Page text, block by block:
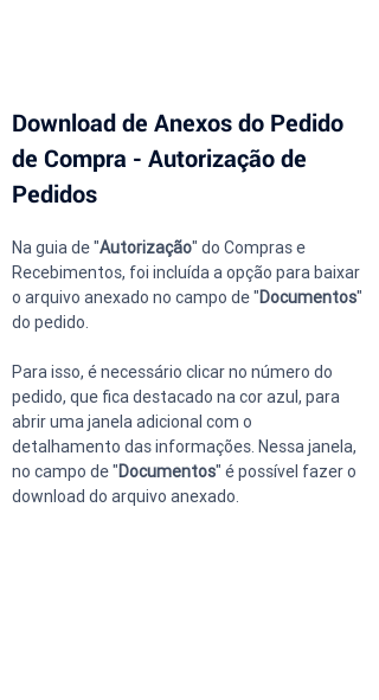
Download de Anexos do Pedido
de Compra - Autorização de
Pedidos
Na guia de "Autorização" do Compras e
Recebimentos, foi incluída a opção para baixar
o arquivo anexado no campo de "Documentos"
do pedido.
Para isso, é necessário clicar no número do
pedido, que fica destacado na cor azul, para
abrir uma janela adicional com o
detalhamento das informações. Nessa janela,
no campo de "Documentos" é possível fazer o
download do arquivo anexado.